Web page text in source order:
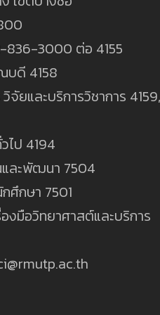
836-3000 ต่อ 4155
บดี 4158
วิจัยและบริการวิชาการ 4159,
ไป 4194
และพัฒนา 7504
ศึกษา 7501
งมือวิทยาศาสต์และบริการ